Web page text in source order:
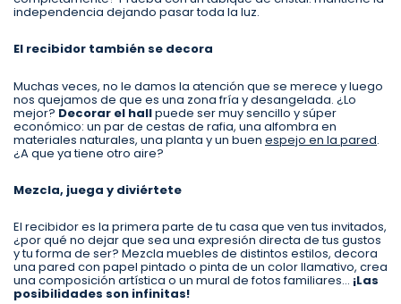
independencia dejando pasar toda la luz.
El recibidor también se decora
Muchas veces, no le damos la atención que se merece y luego
nos quejamos de que es una zona fría y desangelada. ¿Lo
mejor? Decorar el hallpuede ser muy sencillo y súper
económico: un par de cestas de rafia, una alfombra en
materiales naturales, una planta y un buen espejo en la pared.
¿A que ya tiene otro aire?
Mezcla, juega y diviértete
El recibidor es la primera parte de tu casa que ven tus invitados,
¿por qué no dejar que sea una expresión directa de tus gustos
y tu forma de ser? Mezcla muebles de distintos estilos, decora
una pared con papel pintado o pinta de un color llamativo, crea
una composición artística o un mural de fotos familiares… ¡Las
posibilidades son infinitas!